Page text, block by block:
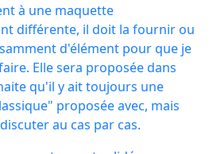
à une maquette
différente, il doit la fournir ou
d'élément pour que je
Elle sera proposée dans
qu'il y ait toujours une
proposée avec, mais
au cas par cas.